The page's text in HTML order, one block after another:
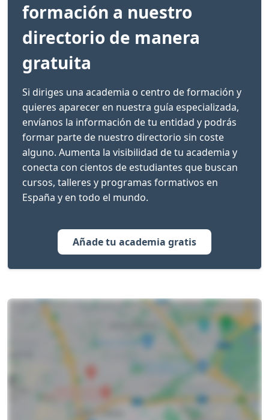
formación a nuestro
directorio de manera
gratuita
Si diriges una academia o centro de formación y
quieres aparecer en nuestra guía especializada,
envíanos la información de tu entidad y podrás
formar parte de nuestro directorio sin coste
alguno. Aumenta la visibilidad de tu academia y
conecta con cientos de estudiantes que buscan
cursos, talleres y programas formativos en
España y en todo el mundo.
Añade tu academia gratis